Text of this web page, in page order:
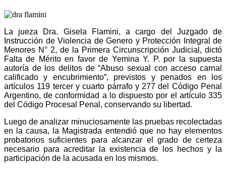
La jueza Dra. Gisela Flamini, a cargo del Juzgado de
Instrucción de Violencia de Genero y Protección Integral de
Menores N° 2, de la Primera Circunscripción Judicial, dictó
Falta de Mérito en favor de Yemina Y. P. por la supuesta
autoría de los delitos de “Abuso sexual con acceso carnal
calificado y encubrimiento”, previstos y penados en los
artículos 119 tercer y cuarto párrafo y 277 del Código Penal
Argentino, de conformidad a lo dispuesto por el artículo 335
del Código Procesal Penal, conservando su libertad.
Luego de analizar minuciosamente las pruebas recolectadas
en la causa, la Magistrada entendió que no hay elementos
probatorios suficientes para alcanzar el grado de certeza
necesario para acreditar la existencia de los hechos y la
participación de la acusada en los mismos.